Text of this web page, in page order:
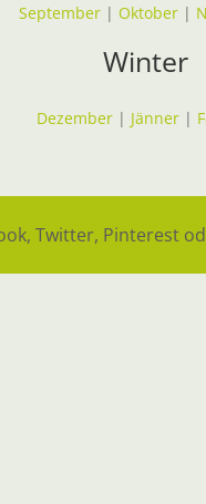
September| Oktober|
Winter
Dezember| Jänner|
Twitter, Pinterest